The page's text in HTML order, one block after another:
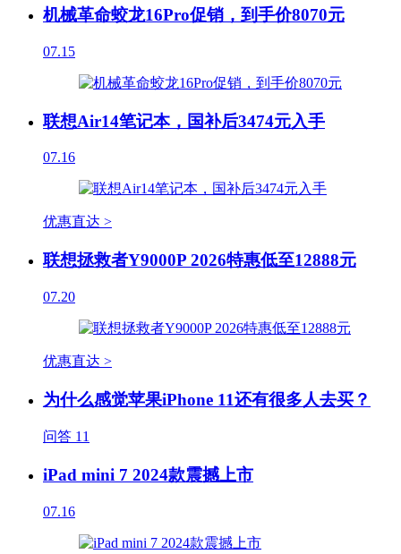
机械革命蛟龙16Pro促销，到手价8070元
07.15
联想Air14笔记本，国补后3474元入手
07.16
优惠直达 >
联想拯救者Y9000P 2026特惠低至12888元
07.20
优惠直达 >
为什么感觉苹果iPhone 11还有很多人去买？
问答 11
iPad mini 7 2024款震撼上市
07.16